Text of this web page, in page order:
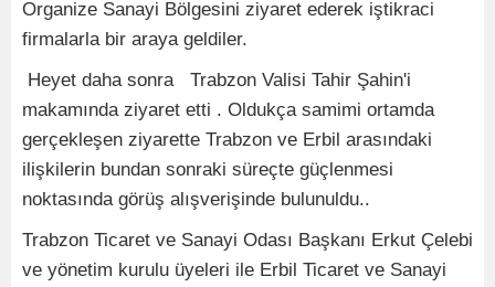
Organize Sanayi Bölgesini ziyaret ederek iştikraci
firmalarla bir araya geldiler.
Heyet daha sonra Trabzon Valisi Tahir Şahin'i
makamında ziyaret etti . Oldukça samimi ortamda
gerçekleşen ziyarette Trabzon ve Erbil arasındaki
ilişkilerin bundan sonraki süreçte güçlenmesi
noktasında görüş alışverişinde bulunuldu..
Trabzon Ticaret ve Sanayi Odası Başkanı Erkut Çelebi
ve yönetim kurulu üyeleri ile Erbil Ticaret ve Sanayi